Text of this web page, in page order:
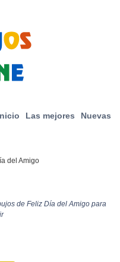
Las mejores Nuevas
del Amigo
de Feliz Día del Amigo para